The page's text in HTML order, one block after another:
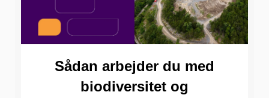
Sådan arbejder du med
biodiversitet og